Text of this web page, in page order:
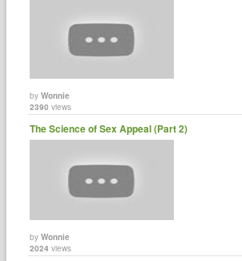
byWonnie
2390 views
The Science of Sex Appeal (Part 2)
byWonnie
2024 views